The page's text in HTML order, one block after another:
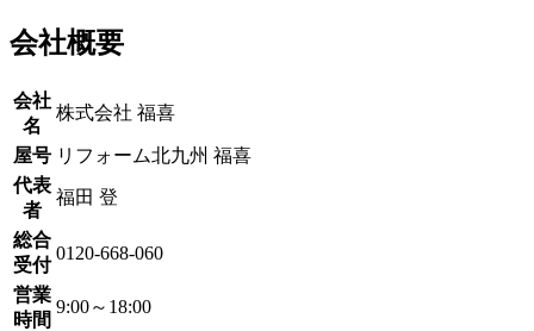
会社概要
会社
名
株式会社 福喜
屋号 リフォーム北九州 福喜
代表
者
福田 登
総合
受付
0120-668-060
営業
時間
9:00～18:00